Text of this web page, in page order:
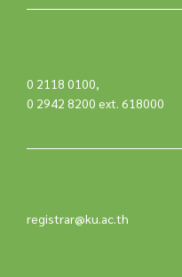
0 2118 0100,
0 2942 8200 ext. 618000
registrar@ku.ac.th